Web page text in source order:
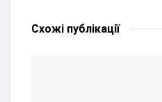
Схожі публікації